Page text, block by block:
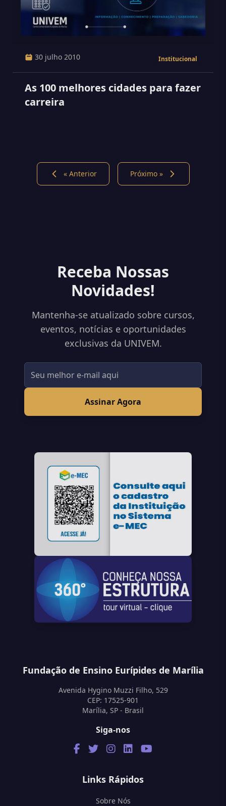
30 julho 2010 Institucional
As 100 melhores cidades para fazer
carreira
« Anterior Próximo »
Receba Nossas
Novidades!
Mantenha-se atualizado sobre cursos,
eventos, notícias e oportunidades
exclusivas da UNIVEM.
Assinar Agora
Fundação de Ensino Eurípides de Marília
Avenida Hygino Muzzi Filho, 529
CEP: 17525-901
Marília, SP - Brasil
Siga-nos
Links Rápidos
Sobre Nós